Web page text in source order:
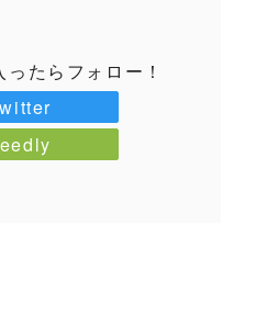
たらフォロー！